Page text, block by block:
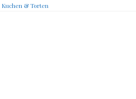
Kuchen & Torten